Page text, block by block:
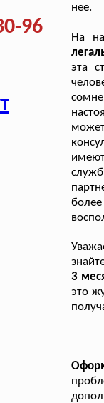
96
нее.
На
эта
3
это